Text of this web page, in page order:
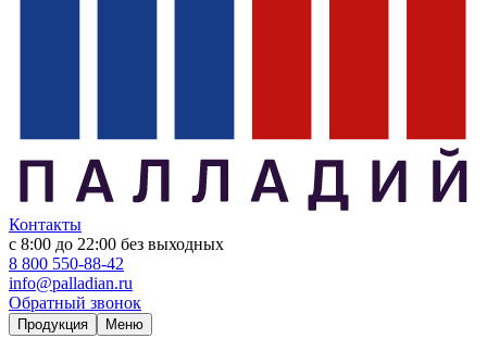
Контакты
с 8:00 до 22:00 без выходных
8 800 550-88-42
info@palladian.ru
Обратный звонок
Продукция Меню